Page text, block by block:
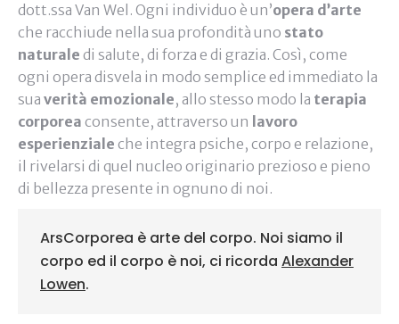
dott.ssa Van Wel. Ogni individuo è un’opera d’arte
che racchiude nella sua profondità uno stato
naturale di salute, di forza e di grazia. Così, come
ogni opera disvela in modo semplice ed immediato la
sua verità emozionale, allo stesso modo la terapia
corporea consente, attraverso un lavoro
esperienziale che integra psiche, corpo e relazione,
il rivelarsi di quel nucleo originario prezioso e pieno
di bellezza presente in ognuno di noi.
ArsCorporea è arte del corpo. Noi siamo il
corpo ed il corpo è noi, ci ricorda Alexander
Lowen.